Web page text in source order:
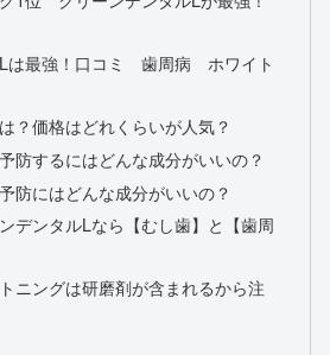
は最強！口コミ 歯周病 ホワイト
？価格はどれくらいが人気？
するにはどんな成分がいいの？
にはどんな成分がいいの？
デンタルLなら【むし歯】と【歯周
ニングは研磨剤が含まれるから注